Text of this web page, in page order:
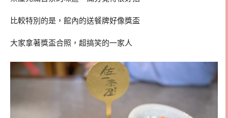
比較特別的是，館內的送餐牌好像獎盃
大家拿著獎盃合照，超搞笑的一家人